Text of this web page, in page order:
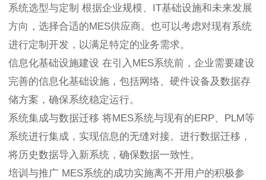
系统选型与定制 根据企业规模、IT基础设施和未来发展
方向，选择合适的MES供应商。也可以考虑对现有系统
进行定制开发，以满足特定的业务需求。
信息化基础设施建设 在引入MES系统前，企业需要建设
完善的信息化基础设施，包括网络、硬件设备及数据存
储方案，确保系统稳定运行。
系统集成与数据迁移 将MES系统与现有的ERP、PLM等
系统进行集成，实现信息的无缝对接。进行数据迁移，
将历史数据导入新系统，确保数据一致性。
培训与推广 MES系统的成功实施离不开用户的积极参